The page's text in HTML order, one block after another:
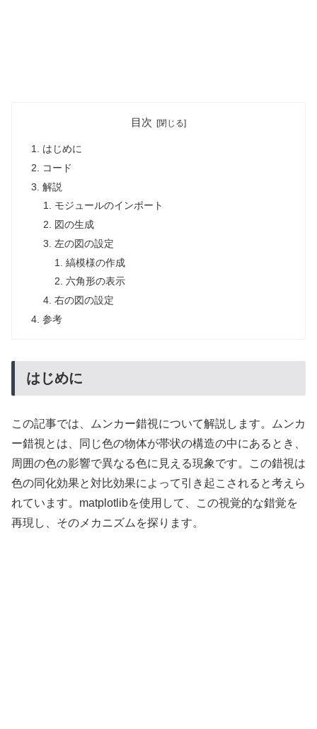
目次
はじめに
コード
解説
モジュールのインポート
図の生成
左の図の設定
縞模様の作成
六角形の表示
右の図の設定
参考
はじめに
この記事では、ムンカー錯視について解説します。ムンカ
ー錯視とは、同じ色の物体が帯状の構造の中にあるとき、
周囲の色の影響で異なる色に見える現象です。この錯視は
色の同化効果と対比効果によって引き起こされると考えら
れています。matplotlibを使用して、この視覚的な錯覚を
再現し、そのメカニズムを探ります。